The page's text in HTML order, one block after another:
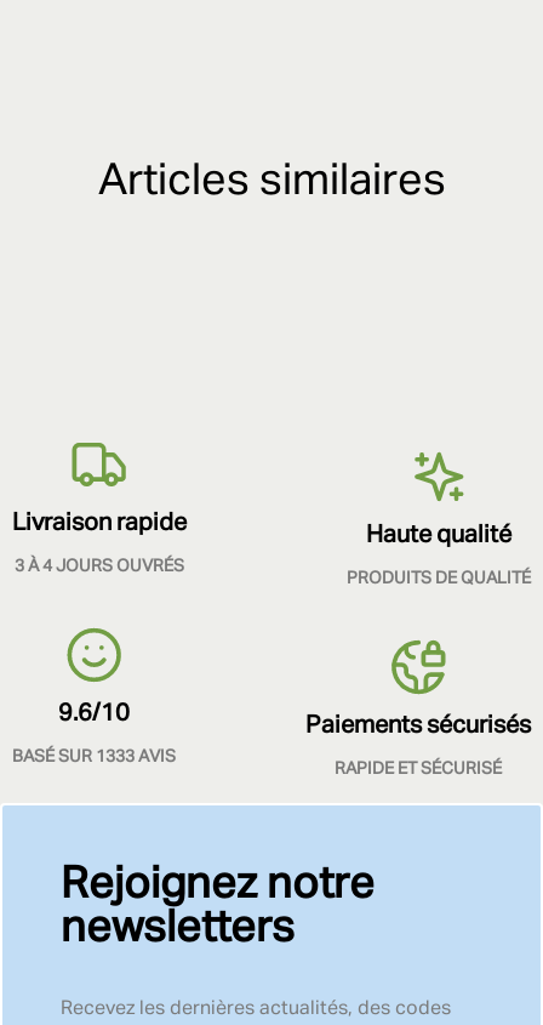
Articles similaires
Livraison rapide
3 À 4 JOURS OUVRÉS
Haute qualité
PRODUITS DE QUALITÉ
9.6/10
BASÉ SUR 1333 AVIS
Paiements sécurisés
RAPIDE ET SÉCURISÉ
Rejoignez notre
newsletters
Recevez les dernières actualités, des codes